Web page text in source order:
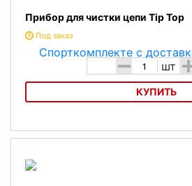
Прибор для чистки цепи Tip Top
Под заказ
- шт +
КУПИТЬ
Прибор для чистки цепи Tip Top